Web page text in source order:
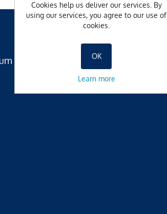
Cookies help us deliver our services. By
using our services, you agree to our use of
cookies.
OK
Learn more